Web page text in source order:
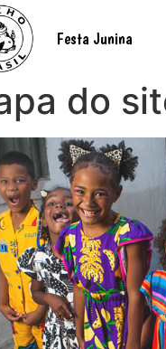
Festa Junina
do